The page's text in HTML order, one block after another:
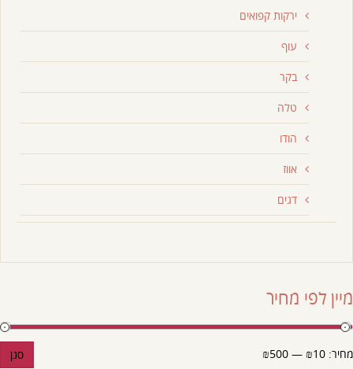
ירקות קפואים
עוף
בקר
טלה
הודו
אווז
דגים
מיין לפי מחיר
סנן מחיר: ₪10
—
₪500